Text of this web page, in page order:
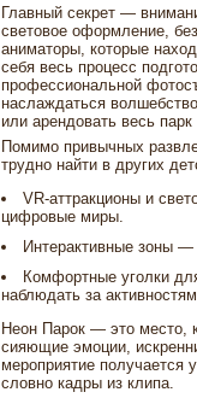
Главный секрет —
световое оформление,
аниматоры, которые
себя весь процесс
профессиональной
наслаждаться
или арендовать весь
Помимо привычных
трудно найти в других
VR-аттракционы и
цифровые миры.
Интерактивные зоны
Комфортные уголки
наблюдать за
Неон Парок — это место,
сияющие эмоции,
мероприятие
словно кадры из клипа.